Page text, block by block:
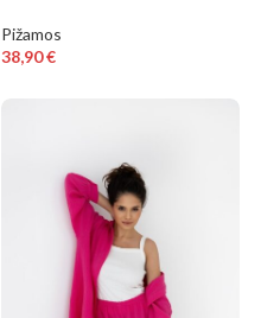
Pižamos
38,90€